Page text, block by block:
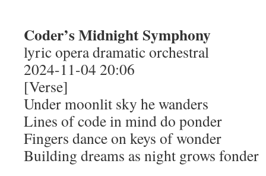
Coder’s Midnight Symphony
lyric opera dramatic orchestral
2024-11-04 20:06
[Verse]
Under moonlit sky he wanders
Lines of code in mind do ponder
Fingers dance on keys of wonder
Building dreams as night grows fonder